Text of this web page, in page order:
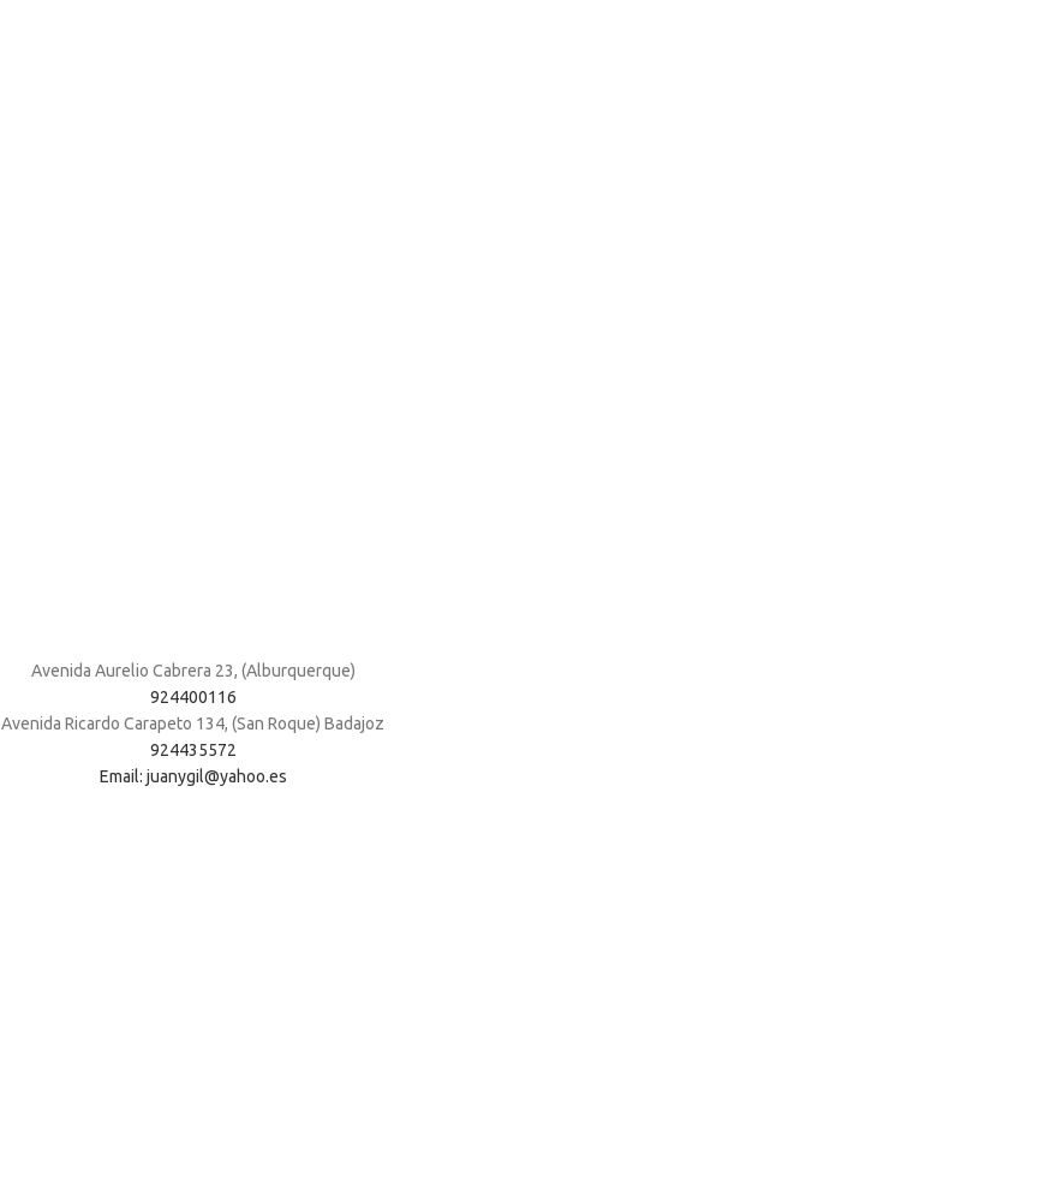
Avenida Aurelio Cabrera 23, (Alburquerque)
924400116
Avenida Ricardo Carapeto 134, (San Roque) Badajoz
924435572
Email: juanygil@yahoo.es